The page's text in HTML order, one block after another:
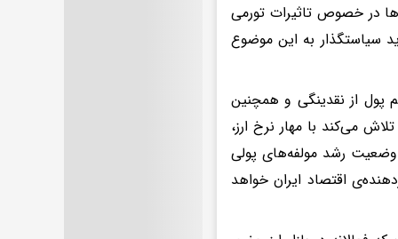
در خصوص تاثیرات تورمی
سیاستگذار به این موضوع
پول از نقدینگی و همچنین
می‌کند با مهار نرخ ارز،
وضعیت رشد مولفه‌های پولی
اقتصاد ایران خواهد